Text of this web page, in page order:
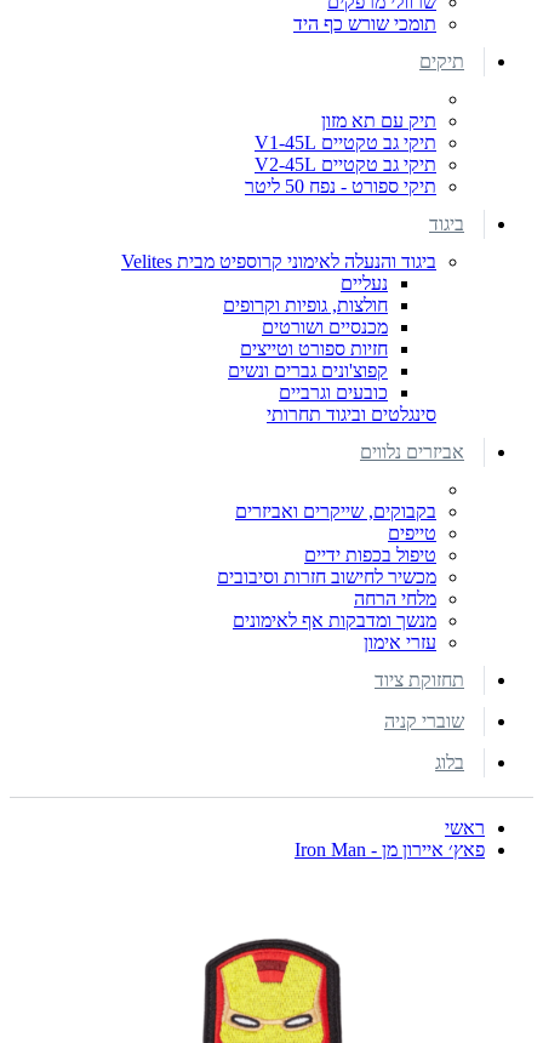
תומכי שורש כף היד
תיקים
תיק עם תא מזון
תיקי גב טקטיים V1-45L
תיקי גב טקטיים V2-45L
תיקי ספורט - נפח 50 ליטר
ביגוד
ביגוד והנעלה לאימוני קרוספיט מבית Velites
נעליים
חולצות, גופיות וקרופים
מכנסיים ושורטים
חזיות ספורט וטייצים
קפוצ'ונים גברים ונשים
כובעים וגרביים
סינגלטים וביגוד תחרותי
אביזרים נלווים
בקבוקים, שייקרים ואביזרים
טייפים
טיפול בכפות ידיים
מכשיר לחישוב חזרות וסיבובים
מלחי הרחה
מנשך ומדבקות אף לאימונים
עזרי אימון
תחזוקת ציוד
שוברי קניה
בלוג
ראשי
פאץ׳ איירון מן - Iron Man